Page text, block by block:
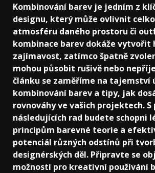
Kombinování barev je jedním z
designu, který může ovlivnit
atmosféru daného prostoru či
kombinace barev dokáže vytvořit
zajímavost, zatímco špatně
mohou působit rušivě nebo
článku se zaměříme na tajemství
kombinování barev a tipy, jak
rovnováhy ve vašich projektech. S
následujících rad budete schopni
principům barevné teorie a
potenciál různých odstínů při
designérských děl. Připravte se
možnosti pro kreativní používání